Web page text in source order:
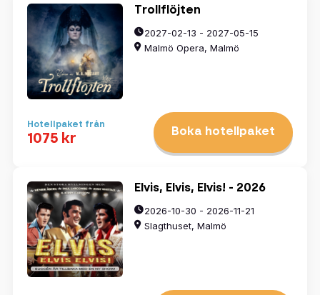
Trollflöjten
2027-02-13 - 2027-05-15
Malmö Opera, Malmö
Hotellpaket från
1075 kr Boka hotellpaket
Elvis, Elvis, Elvis! - 2026
2026-10-30 - 2026-11-21
Slagthuset, Malmö